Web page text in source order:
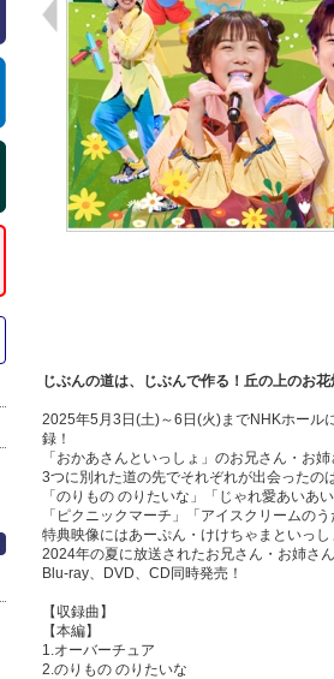
じぶんの道は、じぶんで作る！丘の上のお
2025年5月3日(土)～6日(火)までNHKホール
録！
「おかあさんといっしょ」のお兄さん・お
3つに別れた道の先でそれぞれが出会ったの
「のりもの のりたいな」「じゃれ愛あいあ
「ピクニックマーチ」「アイスクリームの
特典映像にはあーぷん・けけちゃまといっし
2024年の夏に放送されたお兄さん・お姉さ
Blu-ray、DVD、CD同時発売！
【収録曲】
【本編】
1.オーバーチュア
2.のりもの のりたいな